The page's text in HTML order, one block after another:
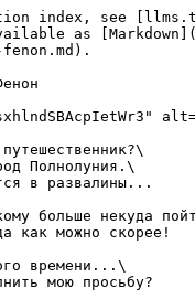
index, see
as
Полнолуния.\
в развалины...
больше некуда
как можно скорее!
времени...\
мою просьбу?